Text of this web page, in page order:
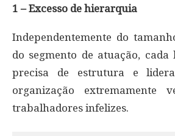
1 – Excesso de hierarquia
Independentemente do
do segmento de atuação,
precisa de estrutura e
organização extremamente
trabalhadores infelizes.